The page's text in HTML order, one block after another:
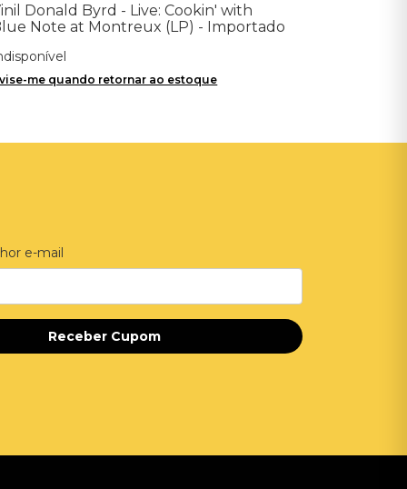
Donald Byrd - Live: Cookin' with
Note at Montreux (LP) - Importado
me quando retornar ao estoque
e-mail
Receber Cupom